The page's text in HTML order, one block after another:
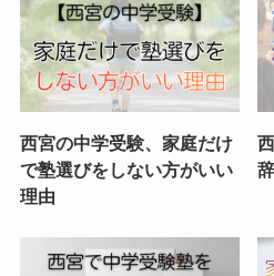
西宮の中学受験、家庭だけ
で塾選びをしない方がいい
理由